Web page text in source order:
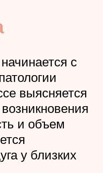
с
выясняется
и объем
у близких